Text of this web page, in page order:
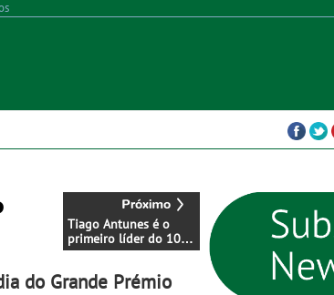
Tiago Antunes é o
primeiro líder do 10.º
Grande Prémio
do Grande Prémio